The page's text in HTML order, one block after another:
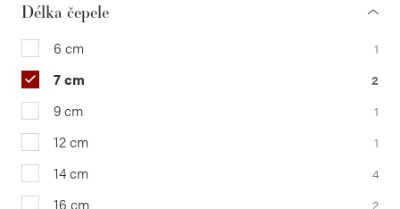
Délka čepele
6 cm 1
7 cm 2
9 cm 1
12 cm 1
14 cm 4
16 cm 2